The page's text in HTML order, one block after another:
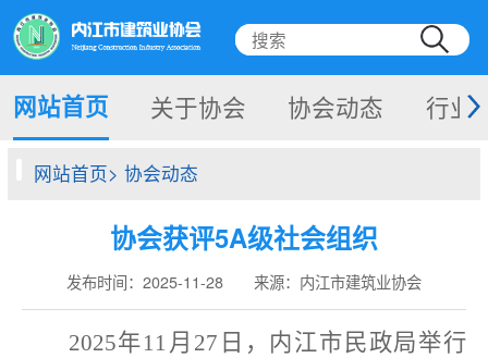
网站首页 关于协会 协会动态 行业
网站首页> 协会动态
协会获评5A级社会组织
发布时间：2025-11-28 来源：内江市建筑业协会
2025年11 月 27 日，内江市民政局举行